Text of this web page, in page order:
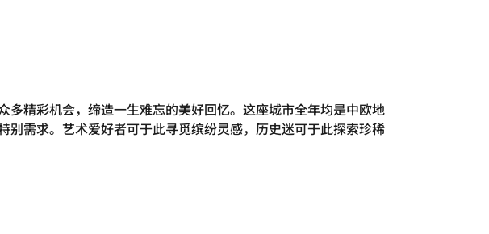
多精彩机会，缔造一生难忘的美好回忆。这座城市全年均是中欧地
别需求。艺术爱好者可于此寻觅缤纷灵感，历史迷可于此探索珍稀